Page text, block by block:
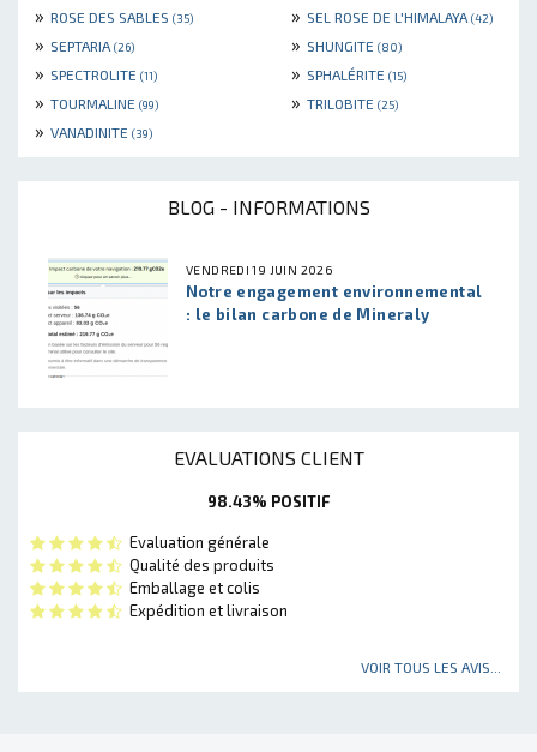
» ROSE DES SABLES (35) » SEL ROSE DE L'HIMALAYA (42)
» SEPTARIA (26) » SHUNGITE (80)
» SPECTROLITE (11) » SPHALÉRITE (15)
» TOURMALINE (99) » TRILOBITE (25)
» VANADINITE (39)
BLOG - INFORMATIONS
VENDREDI 19 JUIN 2026
Notre engagement environnemental
: le bilan carbone de Mineraly
EVALUATIONS CLIENT
98.43% POSITIF
Evaluation générale
Qualité des produits
Emballage et colis
Expédition et livraison
VOIR TOUS LES AVIS...